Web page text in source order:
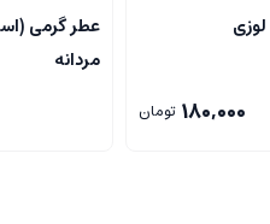
دودی
180,000 تومان
عطر گرمی
مردانه